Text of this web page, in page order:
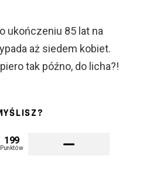
ukończeniu 85 lat na
aż siedem kobiet.
tak późno, do licha?!
199
Punktów